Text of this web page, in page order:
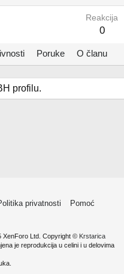
Reakcija
0
Poruke O članu
profilu.
privatnosti
Pomoć
Ltd. Copyright © Krstarica
je reprodukcija u celini i u delovima